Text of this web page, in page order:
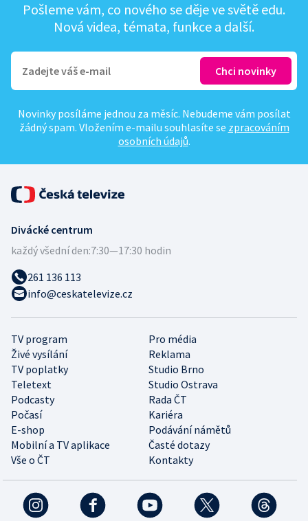
Pošleme vám, co nového se děje ve světě edu.
Nová videa, témata, funkce a další.
Novinky posíláme jednou za měsíc. Nebudeme vám posílat
žádný spam. Vložením e-mailu souhlasíte se zpracováním
osobních údajů.